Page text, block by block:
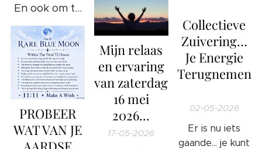
En ook om te
weten...❤️
foute
handelingen
of bezigheden
komt het
goed: 100%
WAARHEID.
PROBEER
WAT VAN JE
Mijn relaas
en ervaring
van zaterdag
16 mei
2026...
17-05-2026
Collectieve
Zuivering…
Je Energie
Terugnemen
02-05-2026
Er is nu iets
gaande… je kunt